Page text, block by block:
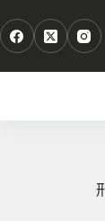
至
主
要